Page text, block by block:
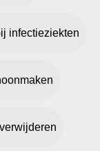
infectieziekten